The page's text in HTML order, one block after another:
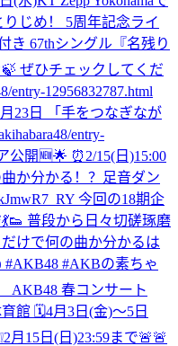
じめ！ 5周年記念ライ
き 67thシングル『名残り
ぜひチェックしてくだ
entry-12956832787.html
23日 「手をつなぎなが
entry-
公開🆕🌟 ⏰2/15(日)15:00
か分かる！？足音ダン
今回の18期企
普段から日々切磋琢磨
けで何の曲か分かるは
#AKBの素ちゃ
AKB48 春コンサート
館 🗓️4月3日(金)〜5日
月15日(日)23:59まで🚨🚨